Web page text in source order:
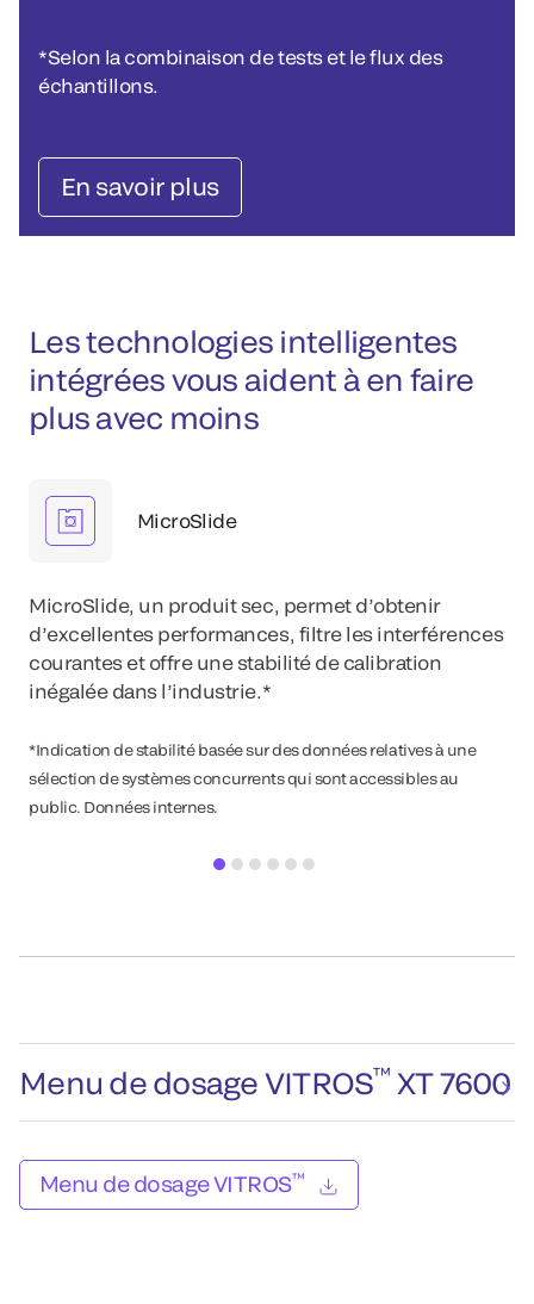
*Selon la combinaison de tests et le flux des
échantillons.
En savoir plus
Les technologies intelligentes
intégrées vous aident à en faire
plus avec moins
MicroSlide
MicroSlide, un produit sec, permet d’obtenir
d’excellentes performances, filtre les interférences
courantes et offre une stabilité de calibration
inégalée dans l’industrie.*
*Indication de stabilité basée sur des données relatives à une
sélection de systèmes concurrents qui sont accessibles au
public. Données internes.
Menu de dosage VITROS™ XT 7600
Menu de dosage VITROS™